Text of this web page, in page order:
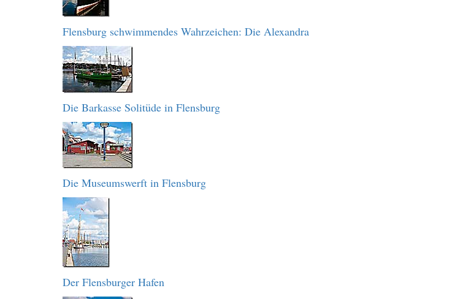
Flensburg schwimmendes Wahrzeichen: Die Alexandra
Die Barkasse Solitüde in Flensburg
Die Museumswerft in Flensburg
Der Flensburger Hafen